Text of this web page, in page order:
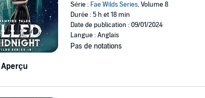
Aperçu
Série : Fae Wilds Series, Volume 8
Durée : 5 h et 18 min
Date de publication : 09/01/2024
Langue : Anglais
Pas de notations